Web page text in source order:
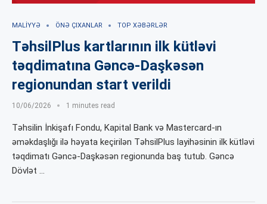
MALIYYƏ ÖNƏ ÇIXANLAR TOP XƏBƏRLƏR
TəhsilPlus kartlarının ilk kütləvi
təqdimatına Gəncə-Daşkəsən
regionundan start verildi
10/06/2026 1 minutes read
Təhsilin İnkişafı Fondu, Kapital Bank və Mastercard-ın
əməkdaşlığı ilə həyata keçirilən TəhsilPlus layihəsinin ilk kütləvi
təqdimatı Gəncə-Daşkəsən regionunda baş tutub. Gəncə
Dövlət …